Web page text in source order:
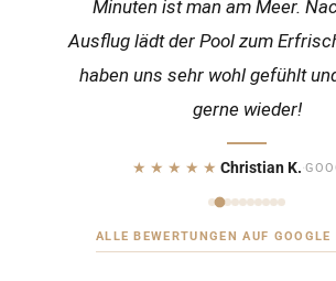
Minuten ist man am Meer.
Ausflug lädt der Pool zum
haben uns sehr wohl gefühlt
gerne wieder!
★★★★★Christian K.·
ALLE BEWERTUNGEN AUF